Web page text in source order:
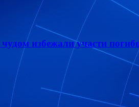
избежали участи